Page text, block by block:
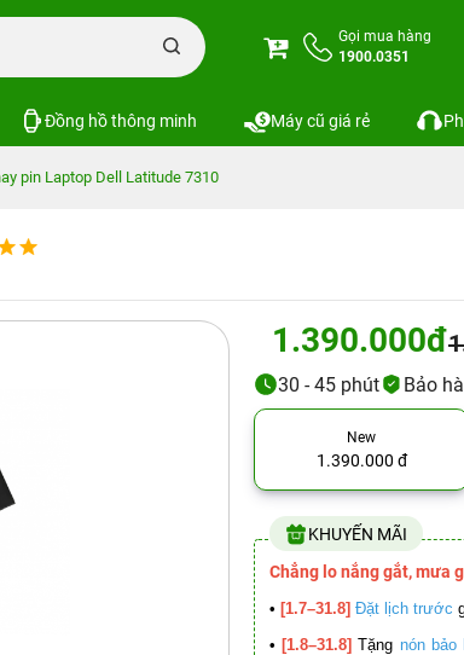
Gọi mua hàng
1900.0351
Đồng hồ thông minh Máy cũ giá rẻ
pin Laptop Dell Latitude 7310
1.390.000đ
30 - 45 phút Bảo
New
1.390.000 đ
KHUYẾN MÃI
Chẳng lo nắng gắt, mưa
• [1.7–31.8] Đặt lịch trước
• [1.8–31.8] Tặng nón bảo